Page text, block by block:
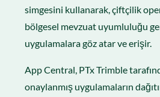
simgesini kullanarak, çiftçilik
bölgesel mevzuat uyumluluğu
uygulamalara göz atar ve erişir.
App Central, PTx Trimble
onaylanmış uygulamaların